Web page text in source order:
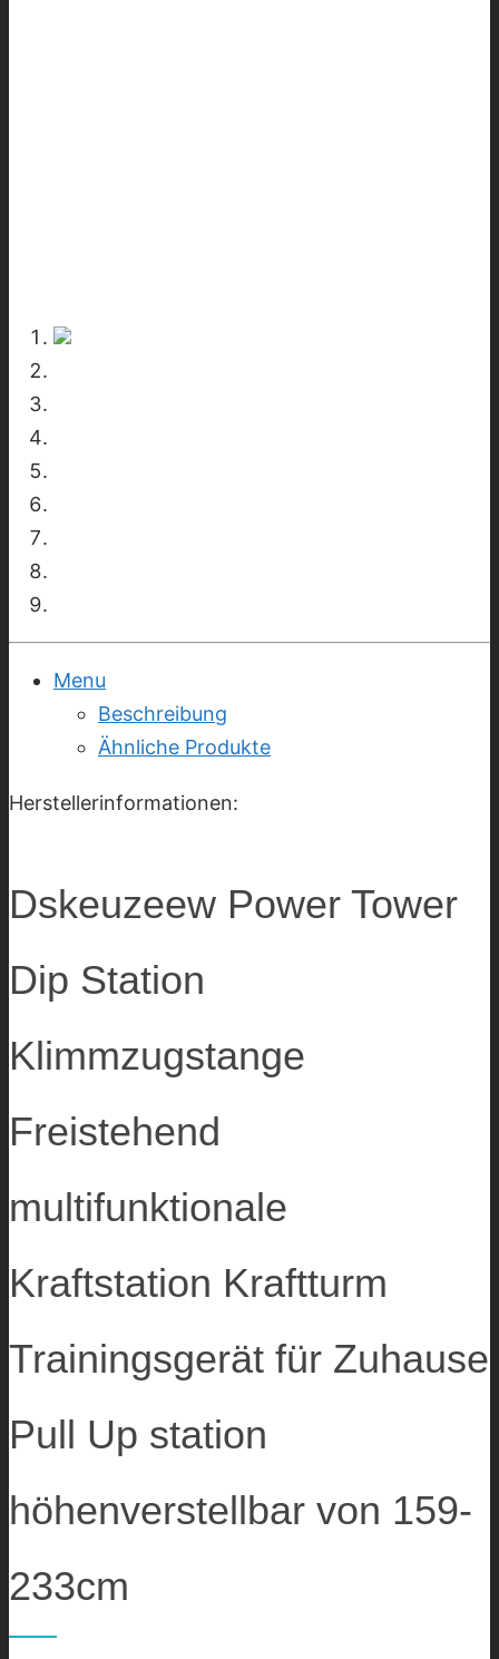
Menu
Beschreibung
Ähnliche Produkte
Herstellerinformationen:
Dskeuzeew Power Tower
Dip Station
Klimmzugstange
Freistehend
multifunktionale
Kraftstation Kraftturm
Trainingsgerät für Zuhause
Pull Up station
höhenverstellbar von 159-
233cm